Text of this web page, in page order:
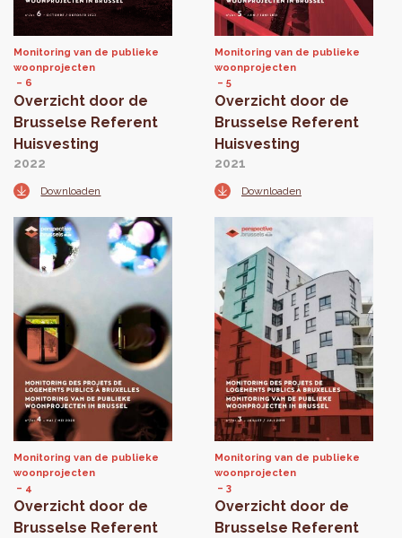
Monitoring van de publieke
woonprojecten
6
Overzicht door de
Brusselse Referent
Huisvesting
2022
Downloaden
Monitoring van de publieke
woonprojecten
5
Overzicht door de
Brusselse Referent
Huisvesting
2021
Downloaden
Monitoring van de publieke
woonprojecten
4
Overzicht door de
Brusselse Referent
Monitoring van de publieke
woonprojecten
3
Overzicht door de
Brusselse Referent